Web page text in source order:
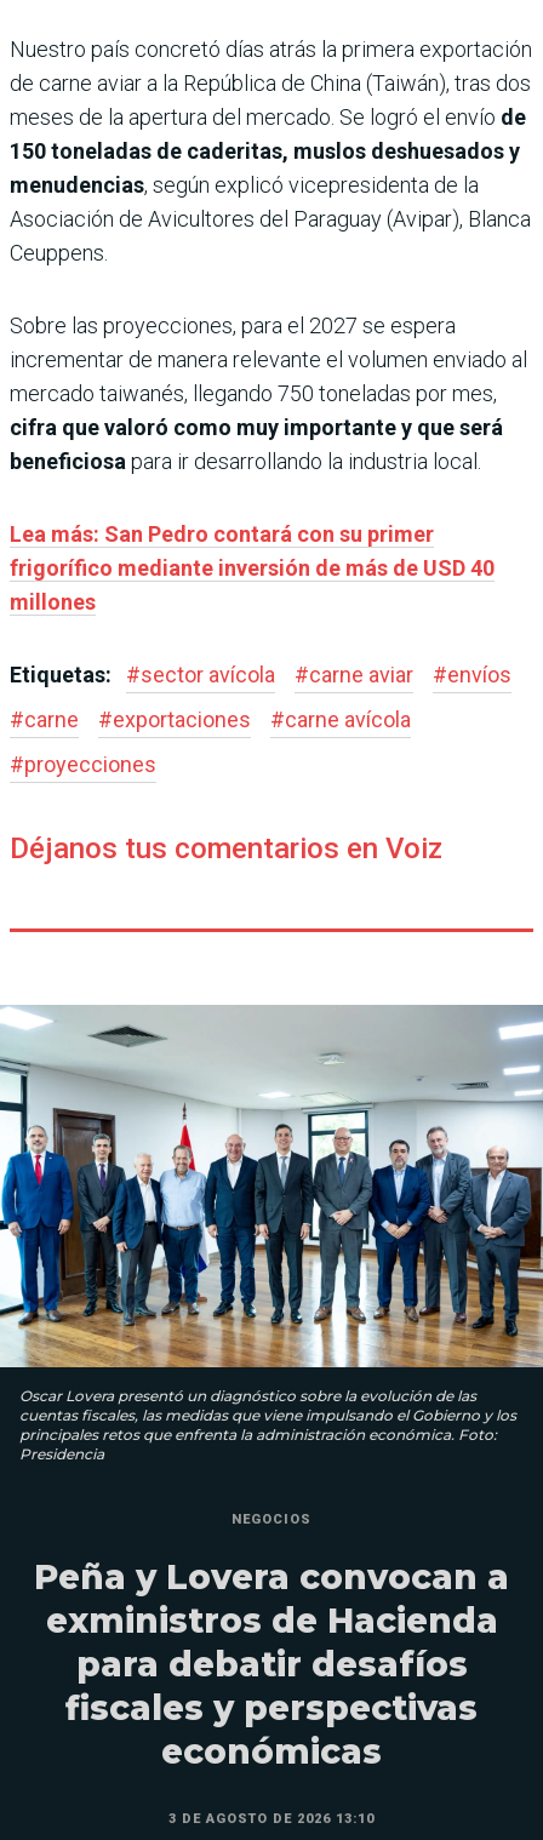
Nuestro país concretó días atrás la primera exportación
de carne aviar a la República de China (Taiwán), tras dos
meses de la apertura del mercado. Se logró el envío de
150 toneladas de caderitas, muslos deshuesados y
menudencias, según explicó vicepresidenta de la
Asociación de Avicultores del Paraguay (Avipar), Blanca
Ceuppens.
Sobre las proyecciones, para el 2027 se espera
incrementar de manera relevante el volumen enviado al
mercado taiwanés, llegando 750 toneladas por mes,
cifra que valoró como muy importante y que será
beneficiosapara ir desarrollando la industria local.
Lea más: San Pedro contará con su primer
frigorífico mediante inversión de más de USD 40
millones
Etiquetas: #sector avícola #carne aviar #envíos
#carne #exportaciones #carne avícola
#proyecciones
Déjanos tus comentarios en Voiz
Oscar Lovera presentó un diagnóstico sobre la evolución de las
cuentas fiscales, las medidas que viene impulsando el Gobierno y los
principales retos que enfrenta la administración económica. Foto:
Presidencia
NEGOCIOS
Peña y Lovera convocan a
exministros de Hacienda
para debatir desafíos
fiscales y perspectivas
económicas
3 DE AGOSTO DE 2026 13:10